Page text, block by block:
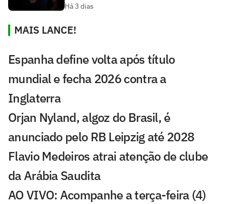
Há 3 dias
MAIS LANCE!
Espanha define volta após título
mundial e fecha 2026 contra a
Inglaterra
Orjan Nyland, algoz do Brasil, é
anunciado pelo RB Leipzig até 2028
Flavio Medeiros atrai atenção de clube
da Arábia Saudita
AO VIVO: Acompanhe a terça-feira (4)